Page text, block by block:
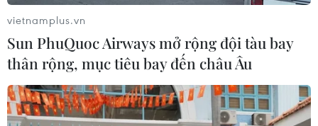
Giáp Thìn 2024 chính thức
06/11/2023 03:55
Lịch nghỉ Tết Nguyên đán Giáp Thìn 2024 của công
chức, viên chức kéo dài 7 ngày liên tục, từ ngày
vietnamplus.vn
Sun PhuQuoc Airways mở rộng đội tàu bay
thân rộng, mục tiêu bay đến châu Âu